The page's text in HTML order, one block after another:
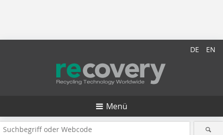
DE EN
Menü